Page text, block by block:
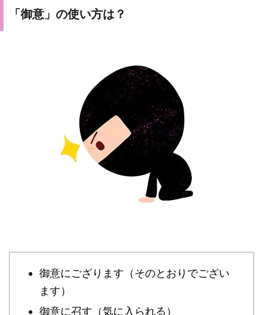
「御意」の使い方は？
御意にござります（そのとおりでござい
ます）
御意に召す（気に入られる）